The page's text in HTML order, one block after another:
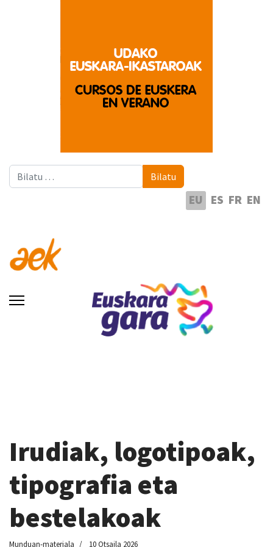
Bilatu Bilatu
EU ES FR EN
Irudiak, logotipoak,
tipografia eta
bestelakoak
Munduan-materiala 10 Otsaila 2026